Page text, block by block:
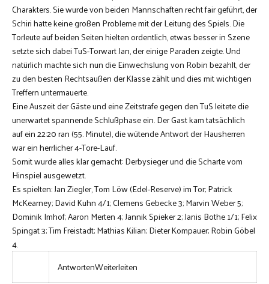
Charakters. Sie wurde von beiden Mannschaften recht fair geführt, der
Schiri hatte keine großen Probleme mit der Leitung des Spiels. Die
Torleute auf beiden Seiten hielten ordentlich, etwas besser in Szene
setzte sich dabei TuS-Torwart Jan, der einige Paraden zeigte. Und
natürlich machte sich nun die Einwechslung von Robin bezahlt, der
zu den besten Rechtsaußen der Klasse zählt und dies mit wichtigen
Treffern untermauerte.
Eine Auszeit der Gäste und eine Zeitstrafe gegen den TuS leitete die
unerwartet spannende Schlußphase ein. Der Gast kam tatsächlich
auf ein 22:20 ran (55. Minute), die wütende Antwort der Hausherren
war ein herrlicher 4-Tore-Lauf.
Somit wurde alles klar gemacht: Derbysieger und die Scharte vom
Hinspiel ausgewetzt.
Es spielten: Jan Ziegler, Tom Löw (Edel-Reserve) im Tor; Patrick
McKearney; David Kuhn 4/1; Clemens Gebecke 3; Marvin Weber 5;
Dominik Imhof; Aaron Merten 4; Jannik Spieker 2; Janis Bothe 1/1; Felix
Spingat 3; Tim Freistadt; Mathias Kilian; Dieter Kompauer; Robin Göbel
4.
AntwortenWeiterleiten